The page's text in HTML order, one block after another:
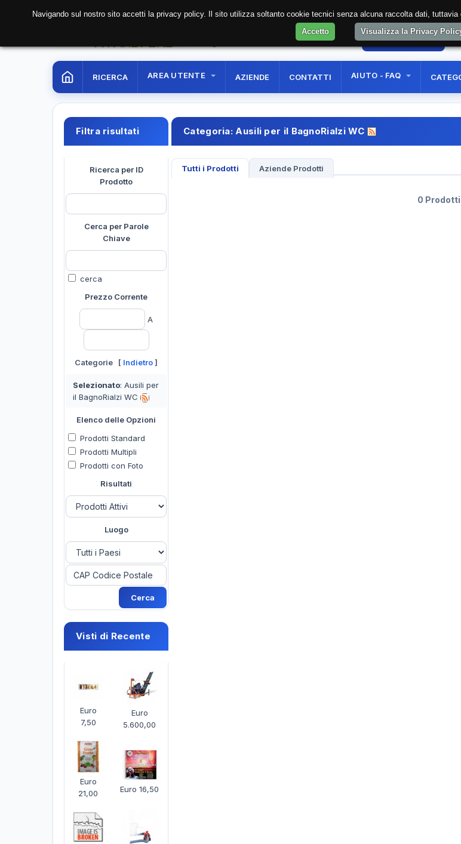
AREA RISERVATA
RICERCA AREA UTENTE AZIENDE CONTATTI AIUTO - FAQ
Filtra risultati
Ricerca per ID
Prodotto
Cerca per Parole
Chiave
cerca
Prezzo Corrente
A
Categorie [ Indietro]
Selezionato: Ausili per
il BagnoRialzi WC
Elenco delle Opzioni
Prodotti Standard
Prodotti Multipli
Prodotti con Foto
Risultati
Luogo
Visti di Recente
Euro
7,50
Euro
5.600,00
Euro
21,00
Euro 16,50
Categoria: Ausili per il BagnoRialzi WC
Tutti i Prodotti Aziende Prodotti
0
Navigando sul nostro sito accetti la privacy policy. Il sito utilizza soltanto cookie tecnici senza alcuna raccolta dati,
Accetto
Visualizza la Privacy